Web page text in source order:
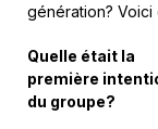
génération?
Quelle était la
première
du groupe?